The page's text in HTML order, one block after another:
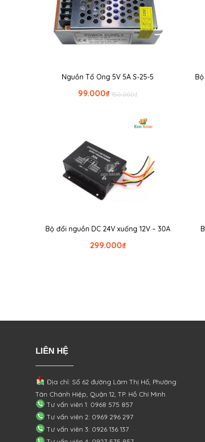
Nguồn Tổ Ong 5V 5A S-25-5
₫
150.000
₫
99.000
Bộ đổi nguồn DC 24V xuống 12V – 30A
₫
299.000
LIÊN HỆ
Địa chỉ: Số 62 đường Lâm Thị Hố, Phường
Tân Chánh Hiệp, Quận 12, TP. Hồ Chí Minh
Tư vấn viên 1: 0968 575 857
Tư vấn viên 2: 0969 296 297
Tư vấn viên 3: 0926 136 137